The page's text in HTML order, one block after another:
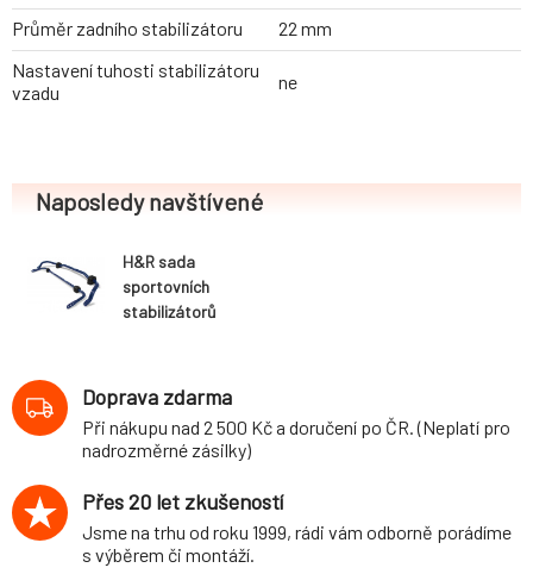
Průměr zadního stabilizátoru
22 mm
Nastavení tuhosti stabilizátoru
vzadu
ne
Naposledy navštívené
H&R sada
sportovních
stabilizátorů
(1M) Sedan, 2WD,
r.v. 1999-, průměr
26 mm/22 mm
Doprava zdarma
Při nákupu nad 2 500 Kč a doručení po ČR. (Neplatí pro
nadrozměrné zásilky)
Přes 20 let zkušeností
Jsme na trhu od roku 1999, rádi vám odborně porádíme
s výběrem či montáží.